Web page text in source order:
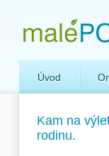
Úvod
Kam na
rodinu.